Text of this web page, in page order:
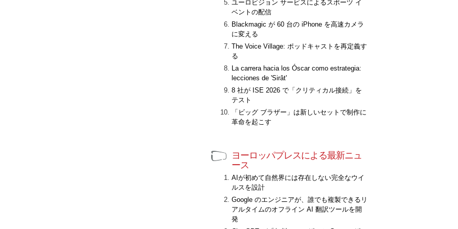
ユーロビジョン サービスによるスポーツ イ
ベントの配信
Blackmagic が 60 台の iPhone を高速カメラ
に変える
The Voice Village: ポッドキャストを再定義す
る
La carrera hacia los Óscar como estrategia:
lecciones de 'Sirât'
8 社が ISE 2026 で「クリティカル接続」を
テスト
「ビッグ ブラザー」は新しいセットで制作に
革命を起こす
ヨーロッパプレスによる最新ニュ
ース
AIが初めて自然界には存在しない完全なウイ
ルスを設計
Google のエンジニアが、誰でも複製できるリ
アルタイムのオフライン AI 翻訳ツールを開
発